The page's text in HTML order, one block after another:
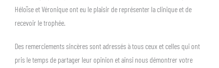
Héloïse et Véronique ont eu le plaisir de représenter la clinique et de
recevoir le trophée.
Des remerciements sincères sont adressés à tous ceux et celles qui ont
pris le temps de partager leur opinion et ainsi nous démontrer votre